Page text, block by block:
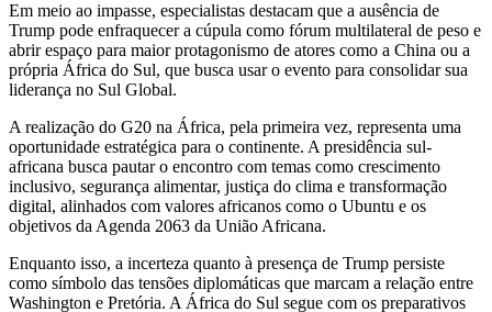
Em meio ao impasse, especialistas destacam que a ausência de
Trump pode enfraquecer a cúpula como fórum multilateral de peso e
abrir espaço para maior protagonismo de atores como a China ou a
própria África do Sul, que busca usar o evento para consolidar sua
liderança no Sul Global.
A realização do G20 na África, pela primeira vez, representa uma
oportunidade estratégica para o continente. A presidência sul-
africana busca pautar o encontro com temas como crescimento
inclusivo, segurança alimentar, justiça do clima e transformação
digital, alinhados com valores africanos como o Ubuntu e os
objetivos da Agenda 2063 da União Africana.
Enquanto isso, a incerteza quanto à presença de Trump persiste
como símbolo das tensões diplomáticas que marcam a relação entre
Washington e Pretória. A África do Sul segue com os preparativos